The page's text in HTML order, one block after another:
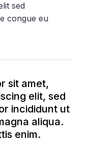
sed
congue eu
sit amet,
elit, sed
incididunt ut
aliqua.
enim.